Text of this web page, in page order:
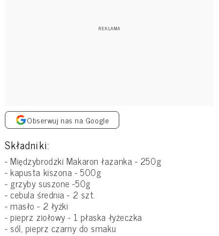
Obserwuj nas na Google
Składniki:
- Międzybrodzki Makaron łazanka - 250g
- kapusta kiszona - 500g
- grzyby suszone -50g
- cebula średnia - 2 szt.
- masło - 2 łyżki
- pieprz ziołowy - 1 płaska łyżeczka
- sól, pieprz czarny do smaku